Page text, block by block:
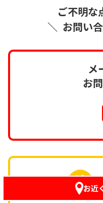
＼
ご不明な
お問い
メ
お
お近